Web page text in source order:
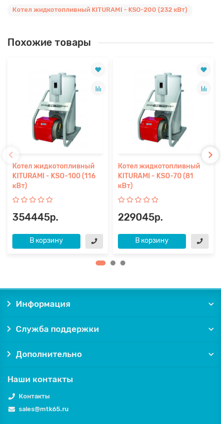
Котел жидкотопливный KITURAMI - KSO-200 (232 кВт)
Похожие товары
Котел жидкотопливный
KITURAMI - KSO-100 (116
кВт)
354445р.
В корзину
Котел жидкотопливный
KITURAMI - KSO-70 (81
кВт)
229045р.
В корзину
Информация
Служба поддержки
Дополнительно
Наши контакты
Контакты
sales@mtk65.ru